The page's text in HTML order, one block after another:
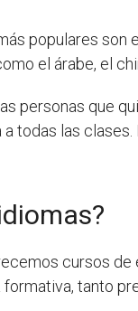
populares son
el árabe, el
personas que
todas las clases.
cursos
tanto